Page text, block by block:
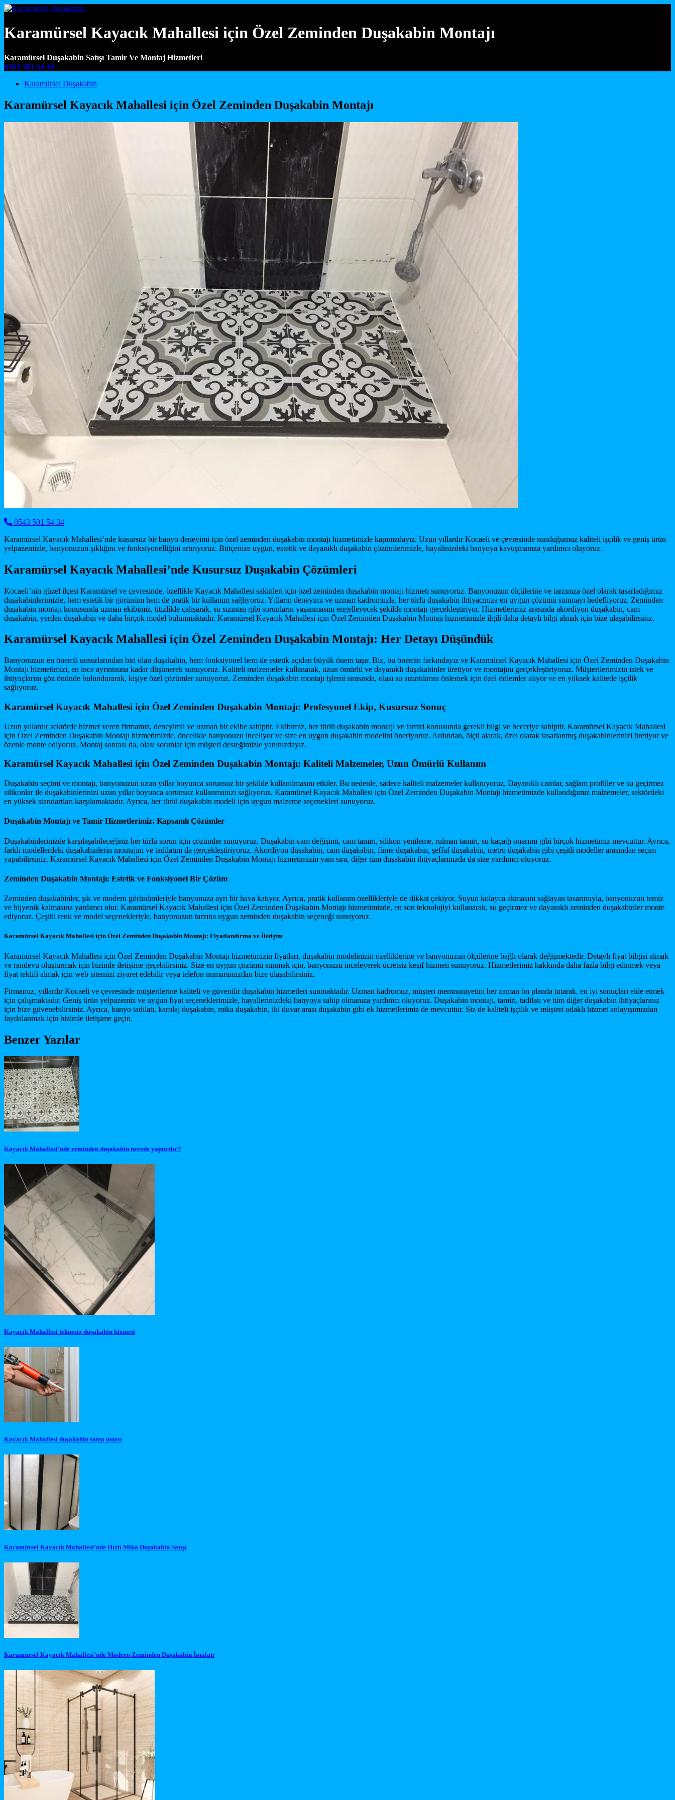
Karamürsel Kayacık Mahallesi için Özel Zeminden Duşakabin Montajı
Karamürsel Duşakabin Satışı Tamir Ve Montaj Hizmetleri
0543 501 54 34
Main Navigation
Karamürsel Duşakabin
Karamürsel Kayacık Mahallesi için Özel Zeminden Duşakabin Montajı
0543 501 54 34
Karamürsel Kayacık Mahallesi’nde kusursuz bir banyo deneyimi için özel zeminden duşakabin montajı hizmetimizle kapınızdayız. Uzun yıllardır Kocaeli ve çevresinde sunduğumuz kaliteli işçilik ve geniş ürün
yelpazemizle, banyonuzun şıklığını ve fonksiyonelliğini artırıyoruz. Bütçenize uygun, estetik ve dayanıklı duşakabin çözümlerimizle, hayalinizdeki banyoya kavuşmanıza yardımcı oluyoruz.
Karamürsel Kayacık Mahallesi’nde Kusursuz Duşakabin Çözümleri
Kocaeli’nin güzel ilçesi Karamürsel ve çevresinde, özellikle Kayacık Mahallesi sakinleri için özel zeminden duşakabin montajı hizmeti sunuyoruz. Banyonuzun ölçülerine ve tarzınıza özel olarak tasarladığımız
duşakabinlerimizle, hem estetik bir görünüm hem de pratik bir kullanım sağlıyoruz. Yılların deneyimi ve uzman kadromuzla, her türlü duşakabin ihtiyacınıza en uygun çözümü sunmayı hedefliyoruz. Zeminden
duşakabin montajı konusunda uzman ekibimiz, titizlikle çalışarak, su sızıntısı gibi sorunların yaşanmasını engelleyecek şekilde montajı gerçekleştiriyor. Hizmetlerimiz arasında akordiyon duşakabin, cam
duşakabin, yerden duşakabin ve daha birçok model bulunmaktadır. Karamürsel Kayacık Mahallesi için Özel Zeminden Duşakabin Montajı hizmetimizle ilgili daha detaylı bilgi almak için bize ulaşabilirsiniz.
Karamürsel Kayacık Mahallesi için Özel Zeminden Duşakabin Montajı: Her Detayı Düşündük
Banyonuzun en önemli unsurlarından biri olan duşakabin, hem fonksiyonel hem de estetik açıdan büyük önem taşır. Biz, bu önemin farkındayız ve Karamürsel Kayacık Mahallesi için Özel Zeminden Duşakabin
Montajı hizmetimizi, en ince ayrıntısına kadar düşünerek sunuyoruz. Kaliteli malzemeler kullanarak, uzun ömürlü ve dayanıklı duşakabinler üretiyor ve montajını gerçekleştiriyoruz. Müşterilerimizin istek ve
ihtiyaçlarını göz önünde bulundurarak, kişiye özel çözümler sunuyoruz. Zeminden duşakabin montajı işlemi sırasında, olası su sızıntılarını önlemek için özel önlemler alıyor ve en yüksek kalitede işçilik
sağlıyoruz.
Karamürsel Kayacık Mahallesi için Özel Zeminden Duşakabin Montajı: Profesyonel Ekip, Kusursuz Sonuç
Uzun yıllardır sektörde hizmet veren firmamız, deneyimli ve uzman bir ekibe sahiptir. Ekibimiz, her türlü duşakabin montajı ve tamiri konusunda gerekli bilgi ve beceriye sahiptir. Karamürsel Kayacık Mahallesi
için Özel Zeminden Duşakabin Montajı hizmetimizde, öncelikle banyonuzu inceliyor ve size en uygun duşakabin modelini öneriyoruz. Ardından, ölçü alarak, özel olarak tasarlanmış duşakabinlerinizi üretiyor ve
özenle monte ediyoruz. Montaj sonrası da, olası sorunlar için müşteri desteğimizle yanınızdayız.
Karamürsel Kayacık Mahallesi için Özel Zeminden Duşakabin Montajı: Kaliteli Malzemeler, Uzun Ömürlü Kullanım
Duşakabin seçimi ve montajı, banyonuzun uzun yıllar boyunca sorunsuz bir şekilde kullanılmasını etkiler. Bu nedenle, sadece kaliteli malzemeler kullanıyoruz. Dayanıklı camlar, sağlam profiller ve su geçirmez
silikonlar ile duşakabinlerinizi uzun yıllar boyunca sorunsuz kullanmanızı sağlıyoruz. Karamürsel Kayacık Mahallesi için Özel Zeminden Duşakabin Montajı hizmetimizde kullandığımız malzemeler, sektördeki
en yüksek standartları karşılamaktadır. Ayrıca, her türlü duşakabin modeli için uygun malzeme seçenekleri sunuyoruz.
Duşakabin Montajı ve Tamir Hizmetlerimiz: Kapsamlı Çözümler
Duşakabinlerinizde karşılaşabileceğiniz her türlü sorun için çözümler sunuyoruz. Duşakabin cam değişimi, cam tamiri, silikon yenileme, rulman tamiri, su kaçağı onarımı gibi birçok hizmetimiz mevcuttur. Ayrıca,
farklı modellerdeki duşakabinlerin montajını ve tadilatını da gerçekleştiriyoruz. Akordiyon duşakabin, cam duşakabin, füme duşakabin, şeffaf duşakabin, metro duşakabin gibi çeşitli modeller arasından seçim
yapabilirsiniz. Karamürsel Kayacık Mahallesi için Özel Zeminden Duşakabin Montajı hizmetimizin yanı sıra, diğer tüm duşakabin ihtiyaçlarınızda da size yardımcı oluyoruz.
Zeminden Duşakabin Montajı: Estetik ve Fonksiyonel Bir Çözüm
Zeminden duşakabinler, şık ve modern görünümleriyle banyonuza ayrı bir hava katıyor. Ayrıca, pratik kullanım özellikleriyle de dikkat çekiyor. Suyun kolayca akmasını sağlayan tasarımıyla, banyonuzun temiz
ve hijyenik kalmasına yardımcı olur. Karamürsel Kayacık Mahallesi için Özel Zeminden Duşakabin Montajı hizmetimizde, en son teknolojiyi kullanarak, su geçirmez ve dayanıklı zeminden duşakabinler monte
ediyoruz. Çeşitli renk ve model seçenekleriyle, banyonuzun tarzına uygun zeminden duşakabin seçeneği sunuyoruz.
Karamürsel Kayacık Mahallesi için Özel Zeminden Duşakabin Montajı: Fiyatlandırma ve İletişim
Karamürsel Kayacık Mahallesi için Özel Zeminden Duşakabin Montajı hizmetimizin fiyatları, duşakabin modelinizin özelliklerine ve banyonuzun ölçülerine bağlı olarak değişmektedir. Detaylı fiyat bilgisi almak
ve randevu oluşturmak için bizimle iletişime geçebilirsiniz. Size en uygun çözümü sunmak için, banyonuzu inceleyerek ücretsiz keşif hizmeti sunuyoruz. Hizmetlerimiz hakkında daha fazla bilgi edinmek veya
fiyat teklifi almak için web sitemizi ziyaret edebilir veya telefon numaramızdan bize ulaşabilirsiniz.
Firmamız, yıllardır Kocaeli ve çevresinde müşterilerine kaliteli ve güvenilir duşakabin hizmetleri sunmaktadır. Uzman kadromuz, müşteri memnuniyetini her zaman ön planda tutarak, en iyi sonuçları elde etmek
için çalışmaktadır. Geniş ürün yelpazemiz ve uygun fiyat seçeneklerimizle, hayallerinizdeki banyoya sahip olmanıza yardımcı oluyoruz. Duşakabin montajı, tamiri, tadilatı ve tüm diğer duşakabin ihtiyaçlarınız
için bize güvenebilirsiniz. Ayrıca, banyo tadilatı, karolaj duşakabin, mika duşakabin, iki duvar arası duşakabin gibi ek hizmetlerimiz de mevcuttur. Siz de kaliteli işçilik ve müşteri odaklı hizmet anlayışımızdan
faydalanmak için bizimle iletişime geçin.
Benzer Yazılar
Kayacık Mahallesi’nde zeminden duşakabin nerede yaptırılır?
Kayacık Mahallesi teknesiz duşakabin hizmeti
Kayacık Mahallesi duşakabin satışı ustası
Karamürsel Kayacık Mahallesi’nde Hızlı Mika Duşakabin Satışı
Karamürsel Kayacık Mahallesi’nde Modern Zeminden Duşakabin İmalatı